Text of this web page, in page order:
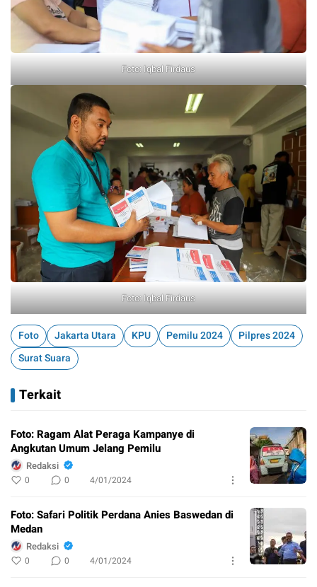
Foto: Iqbal Firdaus
Foto: Iqbal Firdaus
Foto Jakarta Utara KPU Pemilu 2024
Pilpres 2024
Surat Suara
Terkait
Foto: Ragam Alat Peraga Kampanye di
Angkutan Umum Jelang Pemilu
Redaksi
0 0 4/01/2024
Foto: Safari Politik Perdana Anies Baswedan di
Medan
Redaksi
0 0 4/01/2024